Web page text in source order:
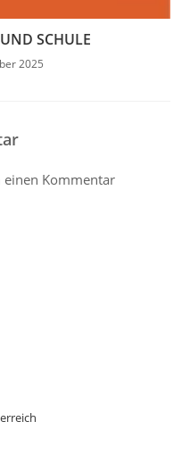
SCHULE
2025
einen Kommentar